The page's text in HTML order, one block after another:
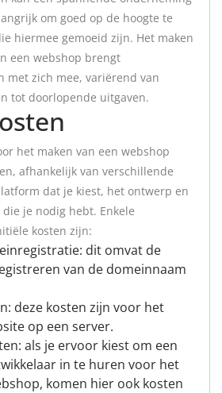
om goed op de hoogte te
hiermee gemoeid zijn. Het maken
een webshop brengt
met zich mee, variërend van
tot doorlopende uitgaven.
het maken van een webshop
afhankelijk van verschillende
dat je kiest, het ontwerp en
je nodig hebt. Enkele
kosten zijn:
dit omvat de
van de domeinnaam
deze kosten zijn voor het
op een server.
als je ervoor kiest om een
in te huren voor het
komen hier ook kosten